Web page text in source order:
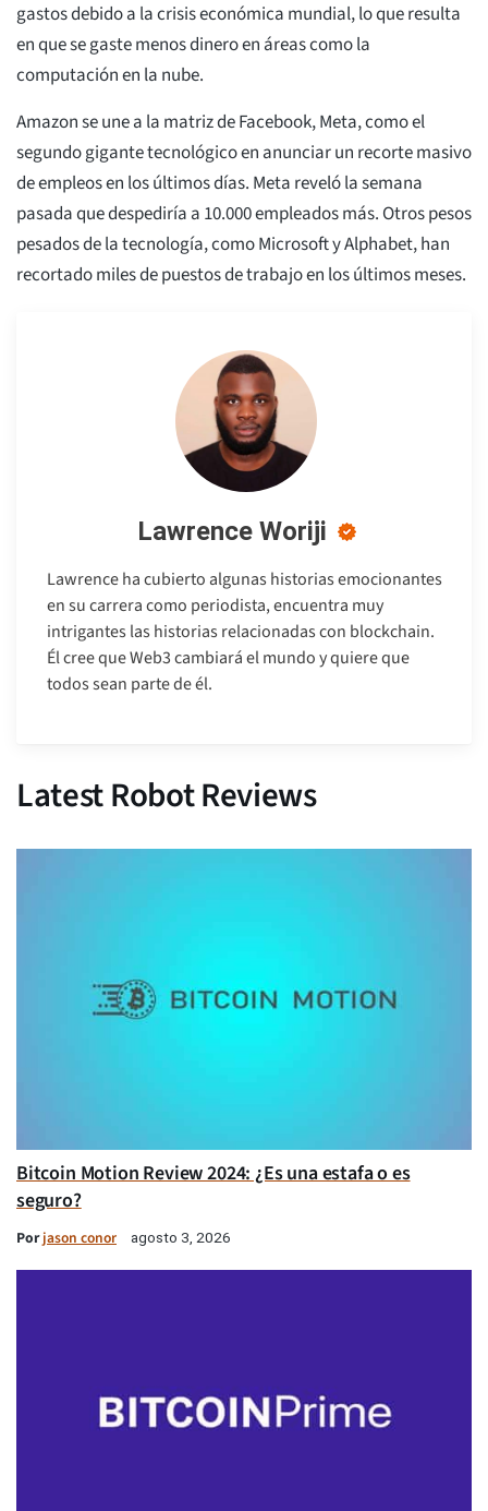
gastos debido a la crisis económica mundial, lo que resulta
en que se gaste menos dinero en áreas como la
computación en la nube.
Amazon se une a la matriz de Facebook, Meta, como el
segundo gigante tecnológico en anunciar un recorte masivo
de empleos en los últimos días. Meta reveló la semana
pasada que despediría a 10.000 empleados más. Otros pesos
pesados de la tecnología, como Microsoft y Alphabet, han
recortado miles de puestos de trabajo en los últimos meses.
Lawrence Woriji
Lawrence ha cubierto algunas historias emocionantes
en su carrera como periodista, encuentra muy
intrigantes las historias relacionadas con blockchain.
Él cree que Web3 cambiará el mundo y quiere que
todos sean parte de él.
Latest Robot Reviews
Bitcoin Motion Review 2024: ¿Es una estafa o es
seguro?
Porjason conor agosto 3, 2026